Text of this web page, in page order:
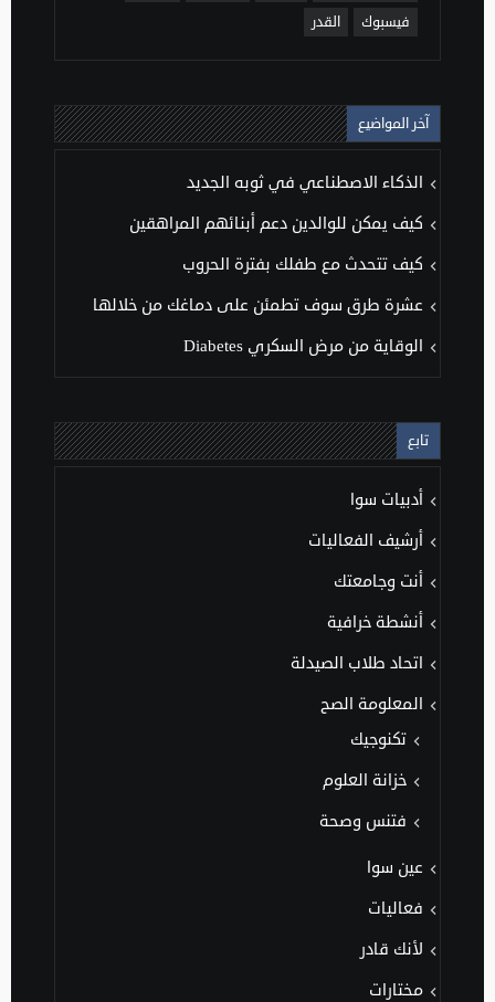
فيسبوك
القدر
آخر المواضيع
الذكاء الاصطناعي في ثوبه الجديد
كيف يمكن للوالدين دعم أبنائهم المراهقين
كيف تتحدث مع طفلك بفترة الحروب
عشرة طرق سوف تطمئن على دماغك من خلالها
الوقاية من مرض السكري Diabetes
تابع
أدبيات سوا
أرشيف الفعاليات
أنت وجامعتك
أنشطة خرافية
اتحاد طلاب الصيدلة
المعلومة الصح
تكنوجيك
خزانة العلوم
فتنس وصحة
عين سوا
فعاليات
لأنك قادر
مختارات